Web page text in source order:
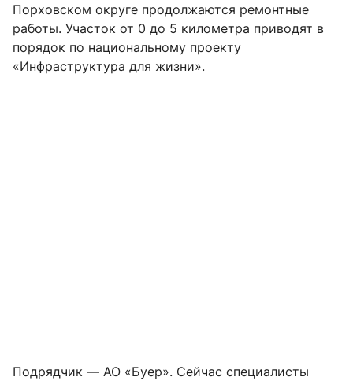
Порховском округе продолжаются ремонтные
работы. Участок от 0 до 5 километра приводят в
порядок по национальному проекту
«Инфраструктура для жизни».
Подрядчик — АО «Буер». Сейчас специалисты